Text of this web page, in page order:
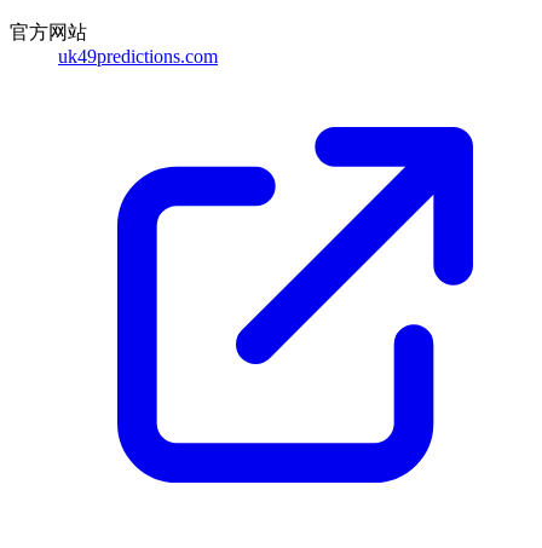
官方网站
uk49predictions.com